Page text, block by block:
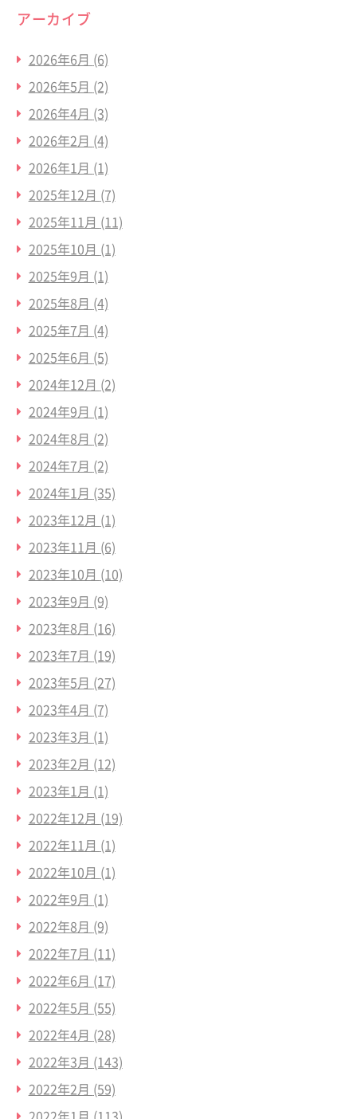
アーカイブ
2026年6月 (6)
2026年5月 (2)
2026年4月 (3)
2026年2月 (4)
2026年1月 (1)
2025年12月 (7)
2025年11月 (11)
2025年10月 (1)
2025年9月 (1)
2025年8月 (4)
2025年7月 (4)
2025年6月 (5)
2024年12月 (2)
2024年9月 (1)
2024年8月 (2)
2024年7月 (2)
2024年1月 (35)
2023年12月 (1)
2023年11月 (6)
2023年10月 (10)
2023年9月 (9)
2023年8月 (16)
2023年7月 (19)
2023年5月 (27)
2023年4月 (7)
2023年3月 (1)
2023年2月 (12)
2023年1月 (1)
2022年12月 (19)
2022年11月 (1)
2022年10月 (1)
2022年9月 (1)
2022年8月 (9)
2022年7月 (11)
2022年6月 (17)
2022年5月 (55)
2022年4月 (28)
2022年3月 (143)
2022年2月 (59)